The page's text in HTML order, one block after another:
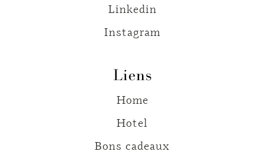
Linkedin
Instagram
Liens
Home
Hotel
Bons cadeaux